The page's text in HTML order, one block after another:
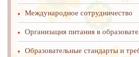
Международное cотрудничество
Организация питания в
Образовательные стандарты и